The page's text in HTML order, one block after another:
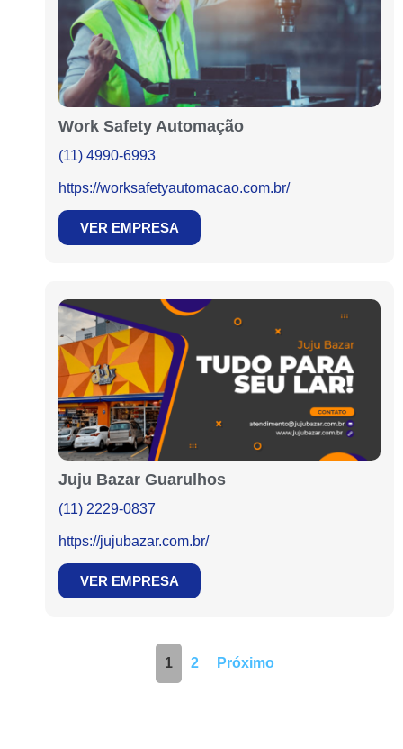
Work Safety Automação
(11) 4990-6993
https://worksafetyautomacao.com.br/
VER EMPRESA
Juju Bazar Guarulhos
(11) 2229-0837
https://jujubazar.com.br/
VER EMPRESA
1 2 Próximo